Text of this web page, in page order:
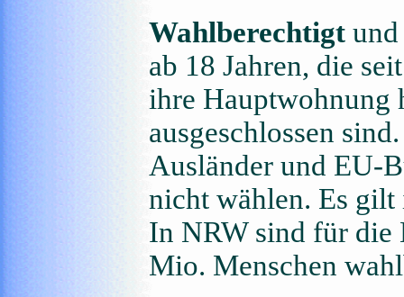
Wahlberechtigt
ab 18 Jahren, die
ihre Hauptwohnung
ausgeschlossen sind.
Ausländer und EU-
nicht wählen. Es
In NRW sind für die
Mio. Menschen